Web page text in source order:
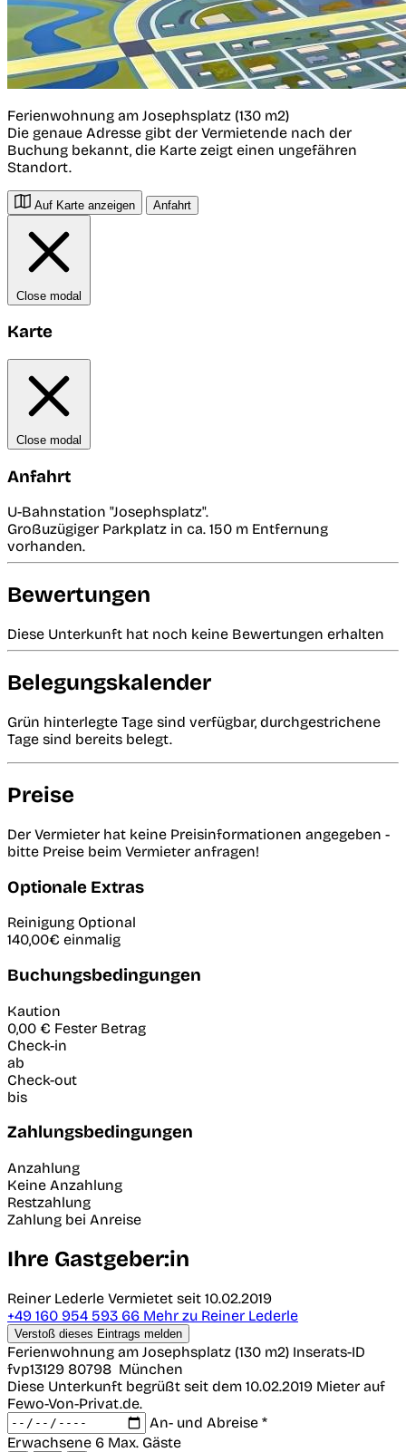
Ferienwohnung am Josephsplatz (130 m2)
Die genaue Adresse gibt der Vermietende nach der
Buchung bekannt, die Karte zeigt einen ungefähren
Standort.
Auf Karte anzeigen Anfahrt
Close modal
Karte
Close modal
Anfahrt
U-Bahnstation "Josephsplatz".
Großuzügiger Parkplatz in ca. 150 m Entfernung
vorhanden.
Bewertungen
Diese Unterkunft hat noch keine Bewertungen erhalten
Belegungskalender
Grün hinterlegte Tage sind verfügbar, durchgestrichene
Tage sind bereits belegt.
Preise
Der Vermieter hat keine Preisinformationen angegeben -
bitte Preise beim Vermieter anfragen!
Optionale Extras
Reinigung Optional
140,00€ einmalig
Buchungsbedingungen
Kaution
0,00 € Fester Betrag
Check-in
ab
Check-out
bis
Zahlungsbedingungen
Anzahlung
Keine Anzahlung
Restzahlung
Zahlung bei Anreise
Ihre Gastgeber:in
Reiner Lederle Vermietet seit 10.02.2019
+49 160 954 593 66 Mehr zu Reiner Lederle
Verstoß dieses Eintrags melden
Ferienwohnung am Josephsplatz (130 m2) Inserats-ID
fvp13129 80798 München
Diese Unterkunft begrüßt seit dem 10.02.2019 Mieter auf
Fewo-Von-Privat.de.
An- und Abreise *
Erwachsene 6 Max. Gäste